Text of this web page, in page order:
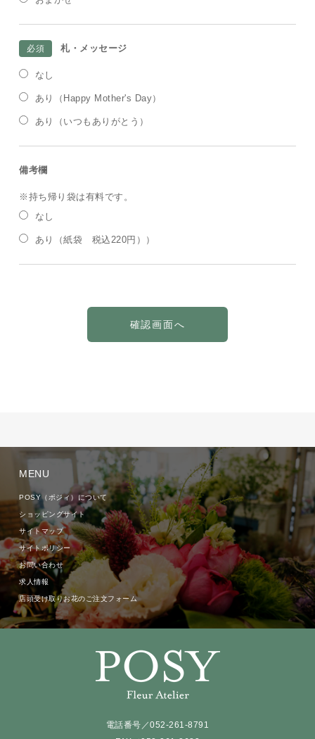
必須 札・メッセージ
なし
あり（Happy Mother's Day）
あり（いつもありがとう）
備考欄
※持ち帰り袋は有料です。
なし
あり（紙袋 税込220円））
MENU
POSY（ポジィ）について
ショッピングサイト
サイトマップ
サイトポリシー
お問い合わせ
求人情報
店頭受け取りお花のご注文フォーム
電話番号／052-261-8791